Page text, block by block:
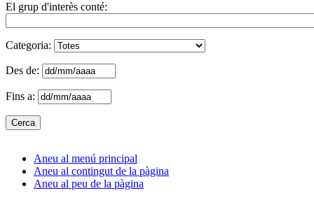
El grup d'interès conté:
Categoria:
Des de:
Fins a:
Aneu al menú principal
Aneu al contingut de la pàgina
Aneu al peu de la pàgina